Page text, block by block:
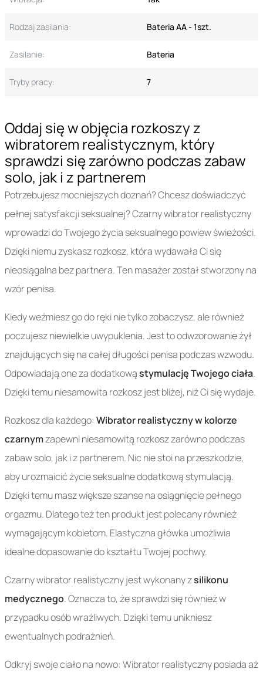
Oddaj się w objęcia rozkoszy z
wibratorem realistycznym, który
sprawdzi się zarówno podczas zabaw
solo, jak i z partnerem
Potrzebujesz mocniejszych doznań? Chcesz doświadczyć
pełnej satysfakcji seksualnej? Czarny wibrator realistyczny
wprowadzi do Twojego życia seksualnego powiew świeżości.
Dzięki niemu zyskasz rozkosz, która wydawała Ci się
nieosiągalna bez partnera. Ten masażer został stworzony na
wzór penisa.
Kiedy weźmiesz go do ręki nie tylko zobaczysz, ale również
poczujesz niewielkie uwypuklenia. Jest to odwzorowanie żył
znajdujących się na całej długości penisa podczas wzwodu.
Odpowiadają one za dodatkowąstymulację Twojego ciała.
Dzięki temu niesamowita rozkosz jest bliżej, niż Ci się wydaje.
Rozkosz dla każdego: Wibrator realistyczny w kolorze
czarnymzapewni niesamowitą rozkosz zarówno podczas
zabaw solo, jak i z partnerem. Nic nie stoi na przeszkodzie,
aby urozmaicić życie seksualne dodatkową stymulacją.
Dzięki temu masz większe szanse na osiągnięcie pełnego
orgazmu. Dlatego też ten produkt jest polecany również
wymagającym kobietom. Elastyczna główka umożliwia
idealne dopasowanie do kształtu Twojej pochwy.
Czarny wibrator realistyczny jest wykonany zsilikonu
medycznego. Oznacza to, że sprawdzi się również w
przypadku osób wrażliwych. Dzięki temu unikniesz
ewentualnych podrażnień.
Odkryj swoje ciało na nowo: Wibrator realistyczny posiada aż
Rodzaj zasilania: Bateria AA - 1szt.
Zasilanie: Bateria
Tryby pracy: 7